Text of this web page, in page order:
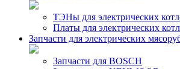
ТЭНы для электрических
Платы для электрических
Запчасти для электрических
Запчасти для BOSCH